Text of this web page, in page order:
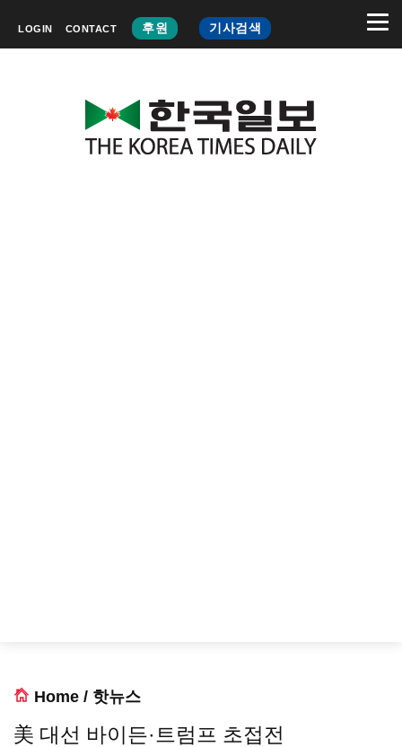
LOGIN CONTACT 후원 기사검색
Home / 핫뉴스
美 대선 바이든·트럼프 초접전